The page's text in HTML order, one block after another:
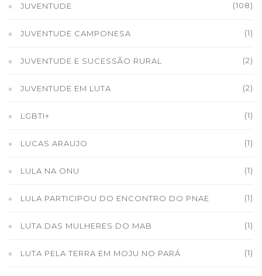
JUVENTUDE (108)
JUVENTUDE CAMPONESA (1)
JUVENTUDE E SUCESSÃO RURAL (2)
JUVENTUDE EM LUTA (2)
LGBTI+ (1)
LUCAS ARAUJO (1)
LULA NA ONU (1)
LULA PARTICIPOU DO ENCONTRO DO PNAE (1)
LUTA DAS MULHERES DO MAB (1)
LUTA PELA TERRA EM MOJU NO PARÁ (1)